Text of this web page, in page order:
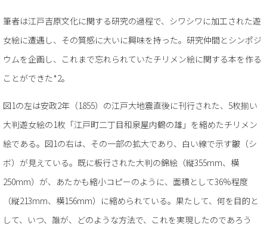
筆者は江戸吉原文化に関する研究の過程で、シワシワに加工された遊
女絵に遭遇し、その質感に大いに興味を持った。研究仲間とシンポジ
ウムを企画し、これまで忘れられていたチリメン絵に関する本を作る
ことができた*2。
図1の左は安政2年（1855）の江戸大地震直後に刊行された、5枚揃い
大判遊女絵の1枚「江戸町二丁目和泉屋内鶴の雄」を縮めたチリメン
絵である。図1の右は、その一部の拡大であり、白い線で示す皺（シ
ボ）が見えている。既に板行された大判の錦絵（縦355mm、横
250mm）が、あたかも縮小コピーのように、面積として36%程度
（縦213mm、横156mm）に縮められている。果たして、何を目的と
して、いつ、誰が、どのような方法で、これを実現したのであろう